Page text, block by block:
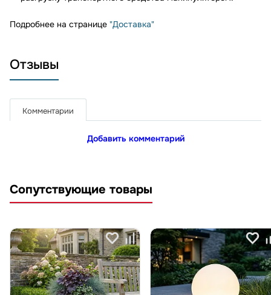
Подробнее на странице "Доставка"
Отзывы
Комментарии
Добавить комментарий
Сопутствующие товары